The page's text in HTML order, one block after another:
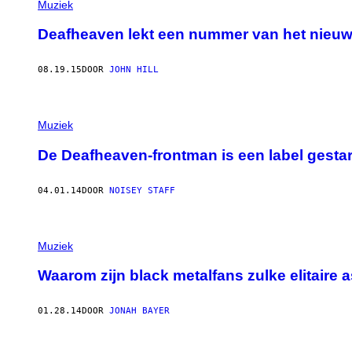
Muziek
Deafheaven lekt een nummer van het
08.19.15DOOR JOHN HILL
Muziek
De Deafheaven-frontman is een label
04.01.14DOOR NOISEY STAFF
Muziek
Waarom zijn black metalfans zulke elitaire
01.28.14DOOR JONAH BAYER